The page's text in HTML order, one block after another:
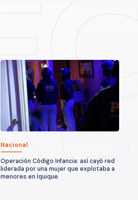
Nacional
Operación Código Infancia: así cayó red
liderada por una mujer que explotaba a
menores en Iquique